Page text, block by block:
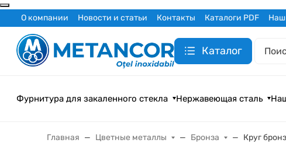
О компании Новости и статьи Контакты Каталоги PDF
Каталог
Фурнитура для закаленного стекла Нержавеющая сталь
Главная Цветные металлы Бронза Круг